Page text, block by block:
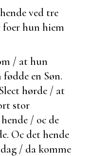
ved tre
foer hun hiem
/ at hun
en Søn.
hørde / at
stor
/ oc de
Oc det hende
/ da komme